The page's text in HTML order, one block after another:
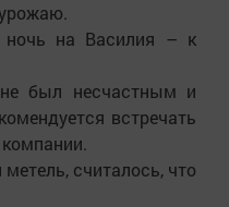
ночь на Василия – к
был несчастным и
встречать
считалось, что